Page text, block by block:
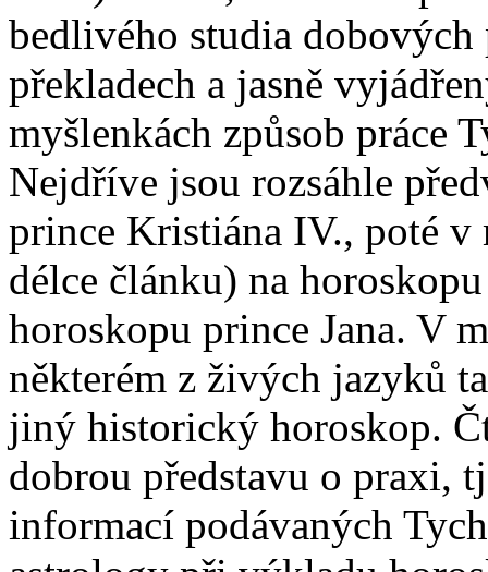
bedlivého studia dobových
překladech a jasně
myšlenkách způsob práce
Nejdříve jsou rozsáhle
prince Kristiána IV., poté v
délce článku) na
horoskopu prince Jana. V
některém z živých jazyků
jiný historický horoskop.
dobrou představu o praxi,
informací podávaných